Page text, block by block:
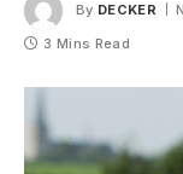
By DECKER
3 Mins Read